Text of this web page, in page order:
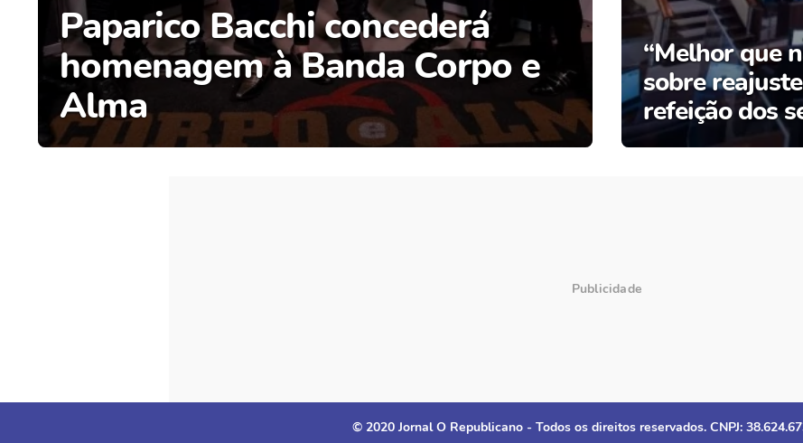
Paparico Bacchi concederá
homenagem à Banda Corpo e
Alma
“Melhor que
sobre
refeição dos
© 2020 Jornal O Republicano - Todos os direitos reservados. CNPJ: